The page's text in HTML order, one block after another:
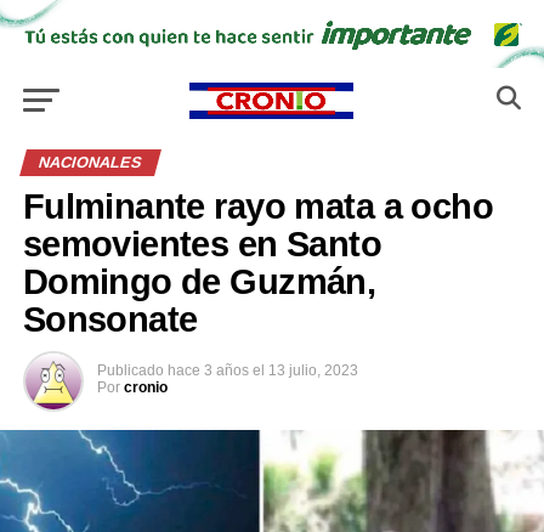
NACIONALES
Fulminante rayo mata a ocho
semovientes en Santo
Domingo de Guzmán,
Sonsonate
Publicado hace 3 años el 13 julio, 2023
Por cronio